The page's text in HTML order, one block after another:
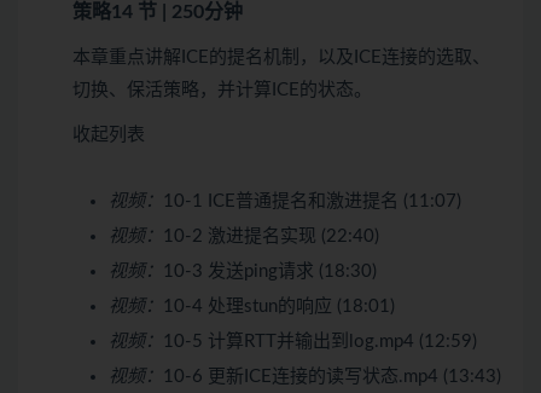
策略14 节 | 250分钟
本章重点讲解ICE的提名机制，以及ICE连接的选取、
切换、保活策略，并计算ICE的状态。
收起列表
视频：
10-1 ICE普通提名和激进提名 (11:07)
视频：
10-2 激进提名实现 (22:40)
视频：
10-3 发送ping请求 (18:30)
视频：
10-4 处理stun的响应 (18:01)
视频：
10-5 计算RTT并输出到log.mp4 (12:59)
视频：
10-6 更新ICE连接的读写状态.mp4 (13:43)